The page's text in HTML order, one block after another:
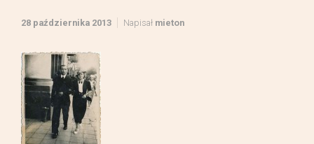
28 października 2013 Napisał mieton